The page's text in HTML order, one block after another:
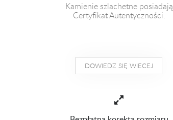
Kamienie szlachetne posiadają
Certyfikat Autentyczności.
DOWIEDZ SIĘ WIECEJ